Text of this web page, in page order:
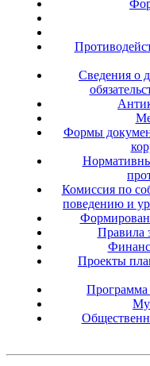
Сведения о
Формы
Комиссия по
поведению и
Правила
Проекты